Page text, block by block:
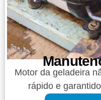
Motor da geladeira
rápido e